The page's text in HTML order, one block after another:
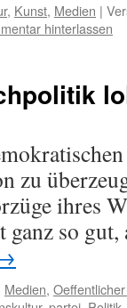
, Kunst, Medien |
hinterlassen
zu
ihres
so
Medien,